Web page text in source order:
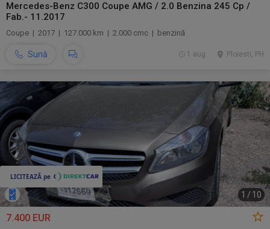
Mercedes-Benz C300 Coupe AMG / 2.0 Benzina 245 Cp /
Fab.- 11.2017
Coupe | 2017 | 127.000 km | 2.000 cmc | benzină
Sună Ploiesti, PH
1 aug.
1 / 10
7.400 EUR